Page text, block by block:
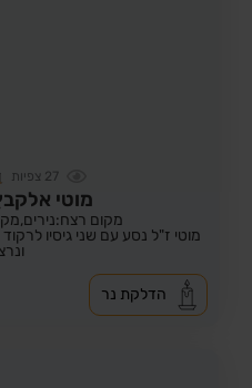
27 צפיות
מוטי
מקום רצח:נירים,
מוטי ז"ל נסע עם שני גיסיו
הדלקת נר